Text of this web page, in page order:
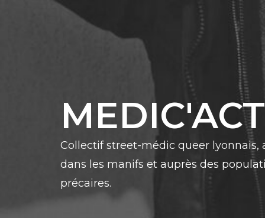
Collectif street-médic queer lyonnais,
dans les manifs et auprès des
précaires.